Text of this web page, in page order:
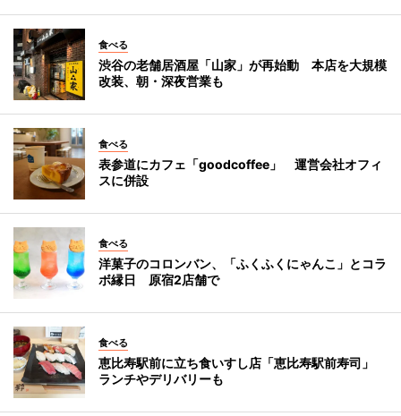
食べる
渋谷の老舗居酒屋「山家」が再始動 本店を大規模
改装、朝・深夜営業も
食べる
表参道にカフェ「goodcoffee」 運営会社オフィ
スに併設
食べる
洋菓子のコロンバン、「ふくふくにゃんこ」とコラ
ボ縁日 原宿2店舗で
食べる
恵比寿駅前に立ち食いすし店「恵比寿駅前寿司」
ランチやデリバリーも